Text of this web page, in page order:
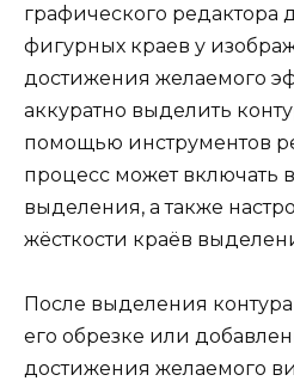
графического редактора
фигурных краев у
достижения желаемого
аккуратно выделить
помощью инструментов
процесс может
выделения, а также
жёсткости краёв
После выделения
его обрезке или
достижения желаемого